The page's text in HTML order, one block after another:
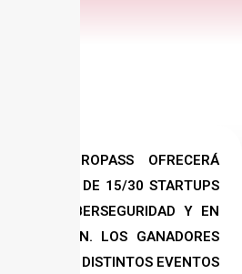
SUBE-EUROPASS OFRECERÁ
UN GRUPO DE 15/30 STARTUPS
EN CIBERSEGURIDAD Y EN
LOS GANADORES
DE LOS DISTINTOS EVENTOS